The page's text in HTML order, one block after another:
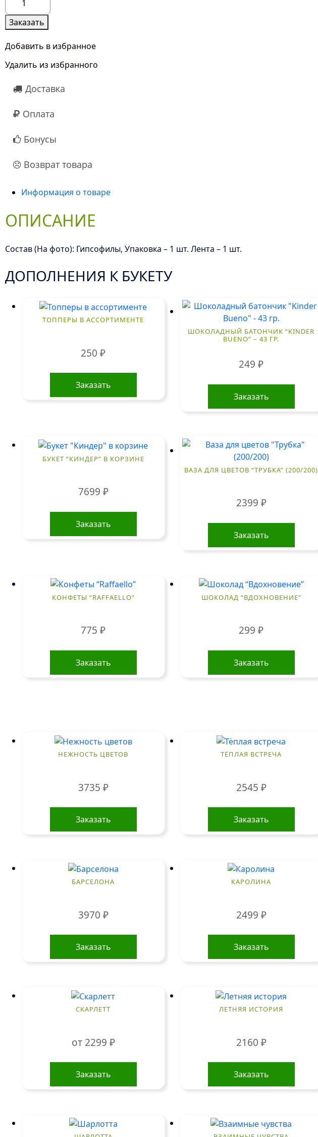
товара
5
Розовых
Гипсофил
Заказать
Добавить в избранное
Удалить из избранного
Доставка
Оплата
Бонусы
Возврат товара
Информация о товаре
ОПИСАНИЕ
Состав (На фото): Гипсофилы, Упаковка – 1 шт. Лента – 1 шт.
ДОПОЛНЕНИЯ К БУКЕТУ
ТОППЕРЫ В АССОРТИМЕНТЕ
250₽
Заказать
ШОКОЛАДНЫЙ БАТОНЧИК “KINDER
BUENO” – 43 ГР.
249₽
Заказать
БУКЕТ “КИНДЕР” В КОРЗИНЕ
7699 ₽
Заказать
ВАЗА ДЛЯ ЦВЕТОВ “ТРУБКА” (200/200)
2399 ₽
Заказать
КОНФЕТЫ “RAFFAELLO”
775₽
Заказать
ШОКОЛАД “ВДОХНОВЕНИЕ”
299₽
Заказать
НЕЖНОСТЬ ЦВЕТОВ
3735 ₽
Заказать
ТЁПЛАЯ ВСТРЕЧА
2545 ₽
Заказать
БАРСЕЛОНА
3970 ₽
Заказать
КАРОЛИНА
2499 ₽
Заказать
СКАРЛЕТТ
от 2299 ₽
Заказать
Этот
имеет
ЛЕТНЯЯ ИСТОРИЯ
2160 ₽
Заказать